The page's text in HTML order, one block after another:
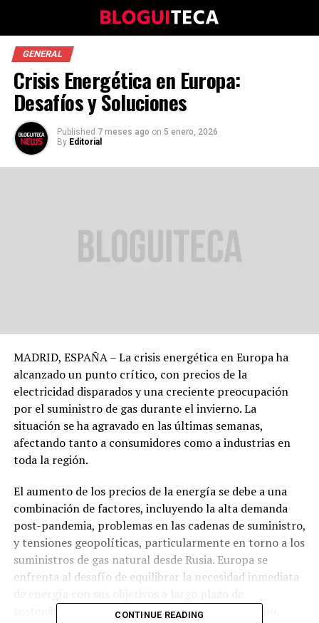
GENERAL
Crisis Energética en Europa:
Desafíos y Soluciones
Published 7 meses ago on 5 enero, 2026
By Editorial
MADRID, ESPAÑA – La crisis energética en Europa ha
alcanzado un punto crítico, con precios de la
electricidad disparados y una creciente preocupación
por el suministro de gas durante el invierno. La
situación se ha agravado en las últimas semanas,
afectando tanto a consumidores como a industrias en
toda la región.
El aumento de los precios de la energía se debe a una
combinación de factores, incluyendo la alta demanda
post-pandemia, problemas en las cadenas de suministro,
y tensiones geopolíticas, particularmente en torno a los
suministros de gas natural desde Rusia. Europa se
enfrenta al desafío de equilibrar la necesidad inmediata
sostenibilidad y reducción de emisiones de carbono.
CONTINUE READING